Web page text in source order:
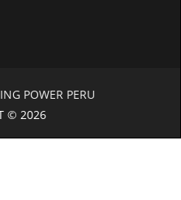
POWER PERU
© 2026